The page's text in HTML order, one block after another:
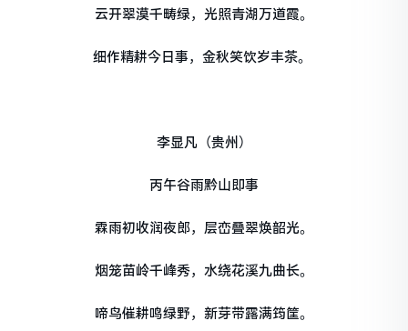
云开翠漠千畴绿，光照青湖万道霞。
细作精耕今日事，金秋笑饮岁丰茶。
李显凡（贵州）
丙午谷雨黔山即事
霖雨初收润夜郎，层峦叠翠焕韶光。
烟笼苗岭千峰秀，水绕花溪九曲长。
啼鸟催耕鸣绿野，新芽带露满筠筐。